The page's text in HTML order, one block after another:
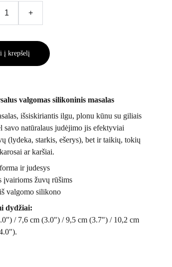
+
į krepšelį
valgomas silikoninis masalas
išsiskiriantis ilgu, plonu kūnu su giliais
natūralaus judėjimo jis efektyviai
(lydeka, starkis, ešerys), bet ir taikių, tokių
ar karšiai.
ir judesys
įvairioms žuvų rūšims
valgomo silikono
dydžiai:
/ 7,6 cm (3.0") / 9,5 cm (3.7") / 10,2 cm